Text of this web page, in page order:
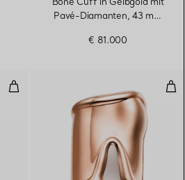
Pavé-Diamanten, 43 mm
€ 81.000
Großer Bone Cuff in Roségold,